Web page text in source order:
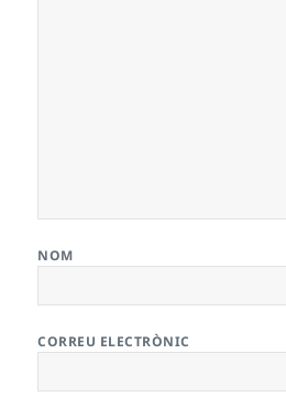
NOM
CORREU ELECTRÒNIC